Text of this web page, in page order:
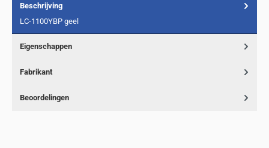
Beschrijving
LC-1100YBP geel
Eigenschappen
Fabrikant
Beoordelingen